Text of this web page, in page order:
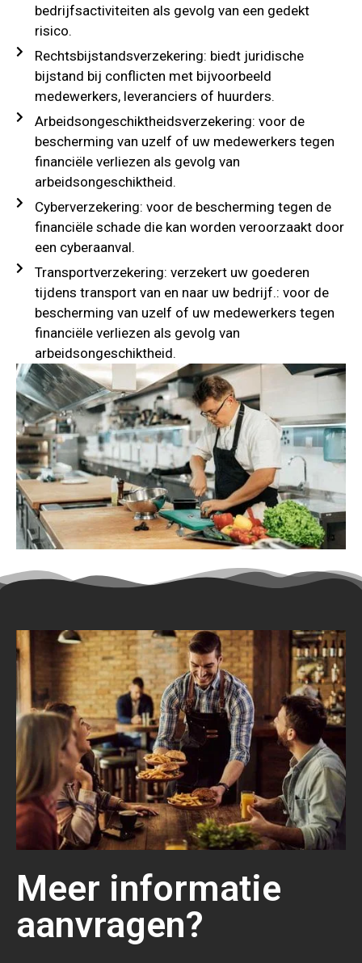
bedrijfsactiviteiten als gevolg van een gedekt
risico.
Rechtsbijstandsverzekering: biedt juridische
bijstand bij conflicten met bijvoorbeeld
medewerkers, leveranciers of huurders.
Arbeidsongeschiktheidsverzekering: voor de
bescherming van uzelf of uw medewerkers tegen
financiële verliezen als gevolg van
arbeidsongeschiktheid.
Cyberverzekering: voor de bescherming tegen de
financiële schade die kan worden veroorzaakt door
een cyberaanval.
Transportverzekering: verzekert uw goederen
tijdens transport van en naar uw bedrijf.: voor de
bescherming van uzelf of uw medewerkers tegen
financiële verliezen als gevolg van
arbeidsongeschiktheid.
Meer informatie
aanvragen?